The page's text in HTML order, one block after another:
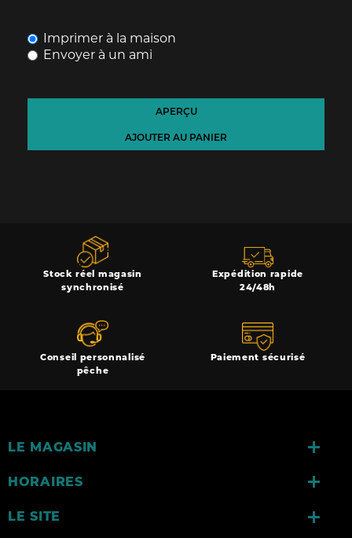
Imprimer à la maison
Envoyer à un ami
APERÇU
AJOUTER AU PANIER
Stock réel magasin
synchronisé
Expédition rapide
24/48h
Conseil personnalisé
pêche
Paiement sécurisé
LE MAGASIN 
HORAIRES 
LE SITE 